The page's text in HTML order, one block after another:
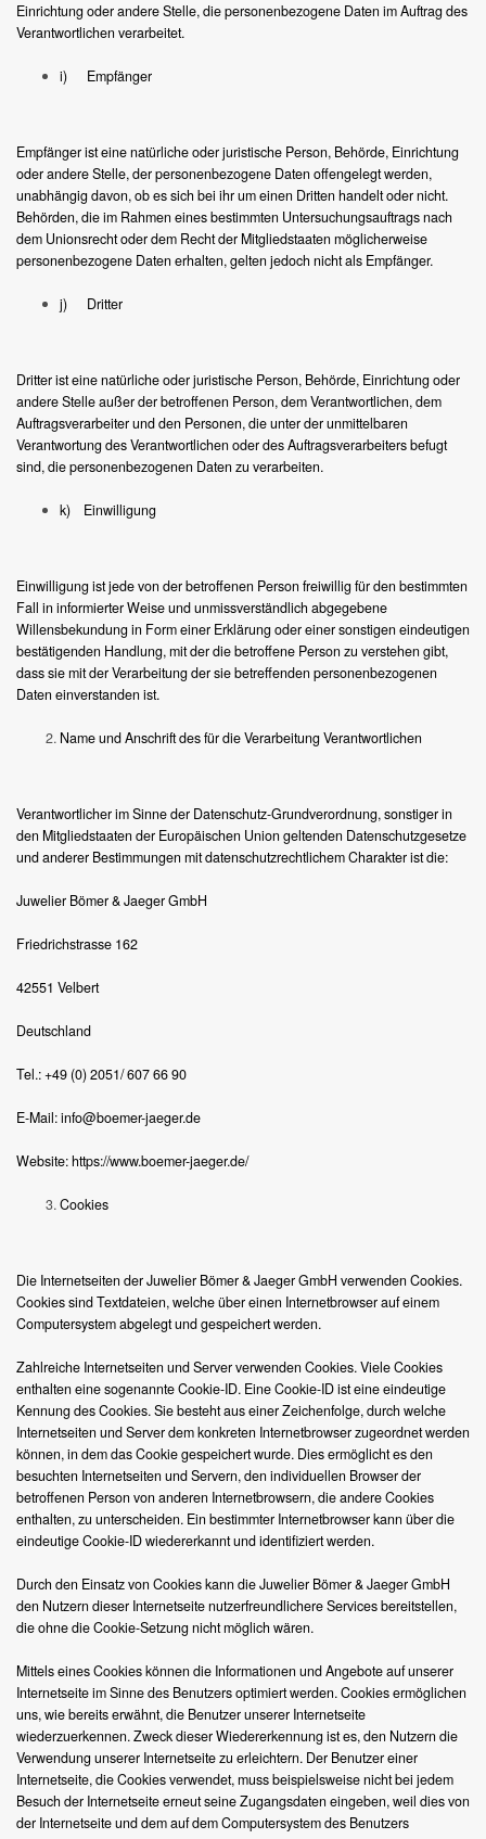
Einrichtung oder andere Stelle, die personenbezogene Daten im Auftrag des
Verantwortlichen verarbeitet.
i) Empfänger
Empfänger ist eine natürliche oder juristische Person, Behörde, Einrichtung
oder andere Stelle, der personenbezogene Daten offengelegt werden,
unabhängig davon, ob es sich bei ihr um einen Dritten handelt oder nicht.
Behörden, die im Rahmen eines bestimmten Untersuchungsauftrags nach
dem Unionsrecht oder dem Recht der Mitgliedstaaten möglicherweise
personenbezogene Daten erhalten, gelten jedoch nicht als Empfänger.
j) Dritter
Dritter ist eine natürliche oder juristische Person, Behörde, Einrichtung oder
andere Stelle außer der betroffenen Person, dem Verantwortlichen, dem
Auftragsverarbeiter und den Personen, die unter der unmittelbaren
Verantwortung des Verantwortlichen oder des Auftragsverarbeiters befugt
sind, die personenbezogenen Daten zu verarbeiten.
k) Einwilligung
Einwilligung ist jede von der betroffenen Person freiwillig für den bestimmten
Fall in informierter Weise und unmissverständlich abgegebene
Willensbekundung in Form einer Erklärung oder einer sonstigen eindeutigen
bestätigenden Handlung, mit der die betroffene Person zu verstehen gibt,
dass sie mit der Verarbeitung der sie betreffenden personenbezogenen
Daten einverstanden ist.
Name und Anschrift des für die Verarbeitung Verantwortlichen
Verantwortlicher im Sinne der Datenschutz-Grundverordnung, sonstiger in
den Mitgliedstaaten der Europäischen Union geltenden Datenschutzgesetze
und anderer Bestimmungen mit datenschutzrechtlichem Charakter ist die:
Juwelier Bömer & Jaeger GmbH
Friedrichstrasse 162
42551 Velbert
Deutschland
Tel.: +49 (0) 2051/ 607 66 90
E-Mail: info@boemer-jaeger.de
Website: https://www.boemer-jaeger.de/
Cookies
Die Internetseiten der Juwelier Bömer & Jaeger GmbH verwenden Cookies.
Cookies sind Textdateien, welche über einen Internetbrowser auf einem
Computersystem abgelegt und gespeichert werden.
Zahlreiche Internetseiten und Server verwenden Cookies. Viele Cookies
enthalten eine sogenannte Cookie-ID. Eine Cookie-ID ist eine eindeutige
Kennung des Cookies. Sie besteht aus einer Zeichenfolge, durch welche
Internetseiten und Server dem konkreten Internetbrowser zugeordnet werden
können, in dem das Cookie gespeichert wurde. Dies ermöglicht es den
besuchten Internetseiten und Servern, den individuellen Browser der
betroffenen Person von anderen Internetbrowsern, die andere Cookies
enthalten, zu unterscheiden. Ein bestimmter Internetbrowser kann über die
eindeutige Cookie-ID wiedererkannt und identifiziert werden.
Durch den Einsatz von Cookies kann die Juwelier Bömer & Jaeger GmbH
den Nutzern dieser Internetseite nutzerfreundlichere Services bereitstellen,
die ohne die Cookie-Setzung nicht möglich wären.
Mittels eines Cookies können die Informationen und Angebote auf unserer
Internetseite im Sinne des Benutzers optimiert werden. Cookies ermöglichen
uns, wie bereits erwähnt, die Benutzer unserer Internetseite
wiederzuerkennen. Zweck dieser Wiedererkennung ist es, den Nutzern die
Verwendung unserer Internetseite zu erleichtern. Der Benutzer einer
Internetseite, die Cookies verwendet, muss beispielsweise nicht bei jedem
Besuch der Internetseite erneut seine Zugangsdaten eingeben, weil dies von
der Internetseite und dem auf dem Computersystem des Benutzers